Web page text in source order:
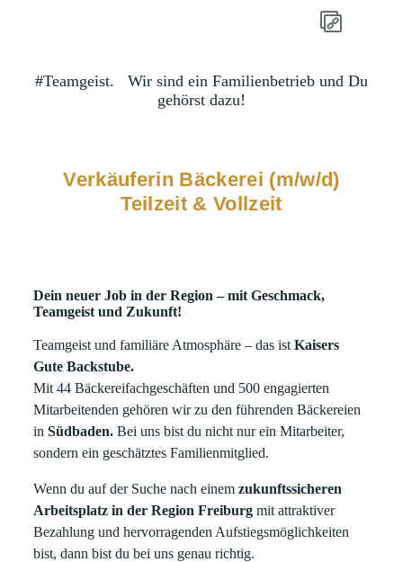
#Teamgeist.
Wir sind ein Familienbetrieb und Du
gehörst dazu!
Verkäuferin Bäckerei (m/w/d)
Teilzeit & Vollzeit
Dein neuer Job in der Region – mit Geschmack,
Teamgeist und Zukunft!
Teamgeist und familiäre Atmosphäre – das ist Kaisers
Gute Backstube.
Mit 44 Bäckereifachgeschäften und 500 engagierten
Mitarbeitenden gehören wir zu den führenden Bäckereien
inSüdbaden. Bei uns bist du nicht nur ein Mitarbeiter,
sondern ein geschätztes Familienmitglied.
Wenn du auf der Suche nach einemzukunftssicheren
Arbeitsplatz in der Region Freiburg mit attraktiver
Bezahlung und hervorragenden Aufstiegsmöglichkeiten
bist, dann bist du bei uns genau richtig.